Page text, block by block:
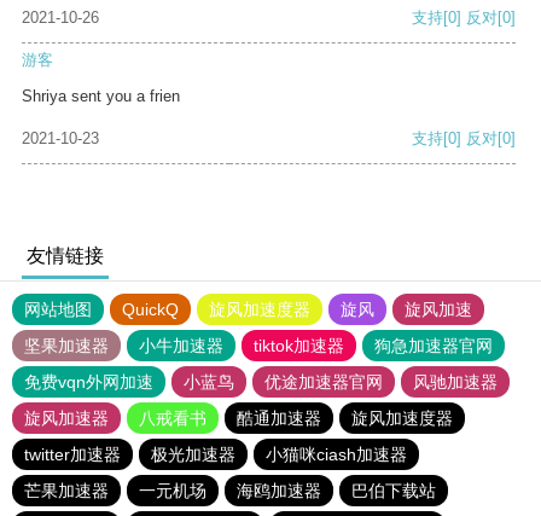
2021-10-26 支持[0] 反对[0]
游客
Shriya sent you a frien
2021-10-23 支持[0] 反对[0]
友情链接
网站地图 QuickQ 旋风加速度器 旋风
旋风加速
坚果加速器
小牛加速器 tiktok加速器
狗急加速器官网
免费vqn外网加速
小蓝鸟 优途加速器官网
风驰加速器
旋风加速器
八戒看书 酷通加速器
旋风加速度器
twitter加速器
极光加速器
小猫咪ciash加速器
芒果加速器
一元机场 海鸥加速器
巴伯下载站